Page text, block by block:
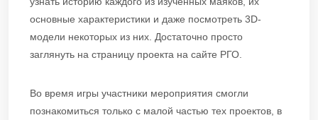
основные характеристики и даже посмотреть 3D-
модели некоторых из них. Достаточно просто
заглянуть на страницу проекта на сайте РГО.
Во время игры участники мероприятия смогли
познакомиться только с малой частью тех проектов, в